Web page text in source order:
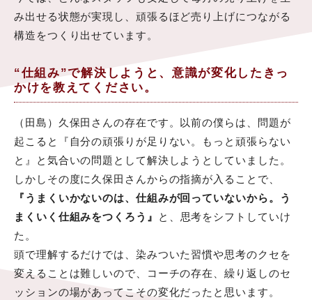
み出せる状態が実現し、頑張るほど売り上げにつながる
構造をつくり出せています。
“仕組み”で解決しようと、意識が変化したきっ
かけを教えてください。
（田島）久保田さんの存在です。以前の僕らは、問題が
起こると『自分の頑張りが足りない。もっと頑張らない
と』と気合いの問題として解決しようとしていました。
しかしその度に久保田さんからの指摘が入ることで、
『うまくいかないのは、仕組みが回っていないから。う
まくいく仕組みをつくろう』
と、思考をシフトしていけ
た。
頭で理解するだけでは、染みついた習慣や思考のクセを
変えることは難しいので、コーチの存在、繰り返しのセ
ッションの場があってこその変化だったと思います。